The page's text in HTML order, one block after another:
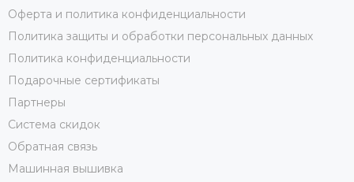
Оферта и политика конфиденциальности
Политика защиты и обработки персональных данных
Политика конфиденциальности
Подарочные сертификаты
Партнеры
Система скидок
Обратная связь
Машинная вышивка